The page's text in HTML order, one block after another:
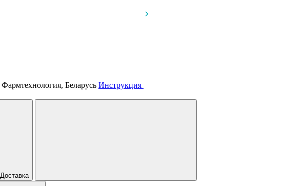
Беларусь Инструкция
Доставка